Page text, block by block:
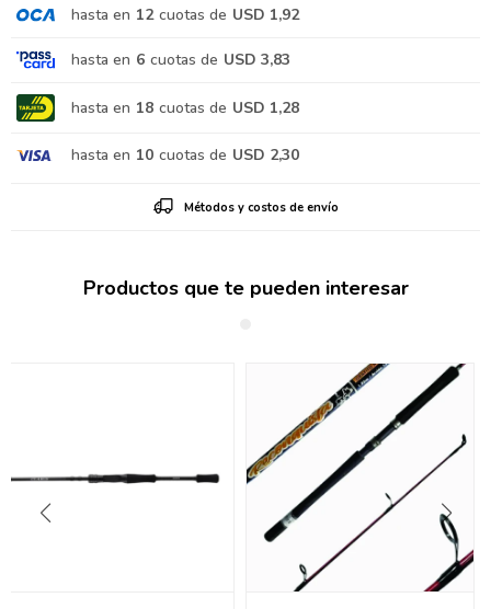
hasta en 12 cuotas de USD 1,92
hasta en 6 cuotas de USD 3,83
hasta en 18 cuotas de USD 1,28
hasta en 10 cuotas de USD 2,30
Métodos y costos de envío
Productos que te pueden interesar